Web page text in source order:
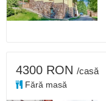
4300 RON /casă
Fără masă